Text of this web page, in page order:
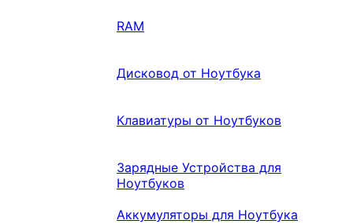
RAM
Дисковод от Ноутбука
Клавиатуры от Ноутбуков
Зарядные Устройства для
Ноутбуков
Аккумуляторы для Ноутбука